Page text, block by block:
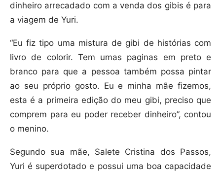
dinheiro arrecadado com a venda dos gibis é para
a viagem de Yuri.
“Eu fiz tipo uma mistura de gibi de histórias com
livro de colorir. Tem umas paginas em preto e
branco para que a pessoa também possa pintar
ao seu próprio gosto. Eu e minha mãe fizemos,
esta é a primeira edição do meu gibi, preciso que
comprem para eu poder receber dinheiro”, contou
o menino.
Segundo sua mãe, Salete Cristina dos Passos,
Yuri é superdotado e possui uma boa capacidade